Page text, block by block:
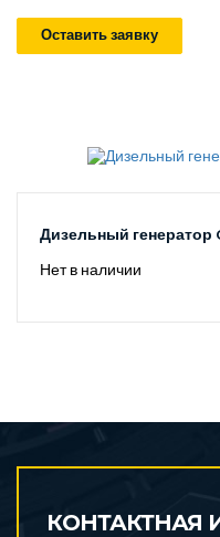
Оставить заявку
Дизельный генератор
Нет в наличии